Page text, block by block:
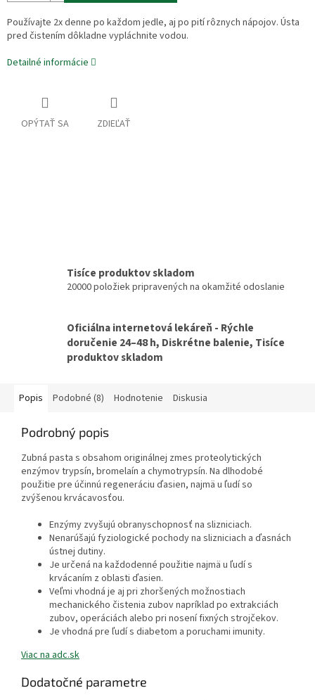
Používajte 2x denne po každom jedle, aj po pití rôznych nápojov. Ústa
pred čistením dôkladne vypláchnite vodou.
Detailné informácie
OPÝTAŤ SA ZDIEĽAŤ
Tisíce produktov skladom
20000 položiek pripravených na okamžité odoslanie
Oficiálna internetová lekáreň - Rýchle
doručenie 24–48 h, Diskrétne balenie, Tisíce
produktov skladom
Popis Podobné (8) Hodnotenie Diskusia
Podrobný popis
Zubná pasta s obsahom originálnej zmes proteolytických
enzýmov trypsín, bromelaín a chymotrypsín. Na dlhodobé
použitie pre účinnú regeneráciu ďasien, najmä u ľudí so
zvýšenou krvácavosťou.
Enzýmy zvyšujú obranyschopnosť na slizniciach.
Nenarúšajú fyziologické pochody na slizniciach a ďasnách
ústnej dutiny.
Je určená na každodenné použitie najmä u ľudí s
krvácaním z oblasti ďasien.
Veľmi vhodná je aj pri zhoršených možnostiach
mechanického čistenia zubov napríklad po extrakciách
zubov, operáciách alebo pri nosení fixných strojčekov.
Je vhodná pre ľudí s diabetom a poruchami imunity.
Viac na adc.sk
Dodatočné parametre